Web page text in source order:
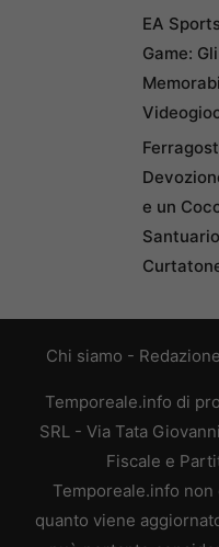
EA
Game:
e un
Chi siamo - Redazione
Temporeale.info di
SRL - Via Tata
Fiscale e
Temporeale.info
quanto viene